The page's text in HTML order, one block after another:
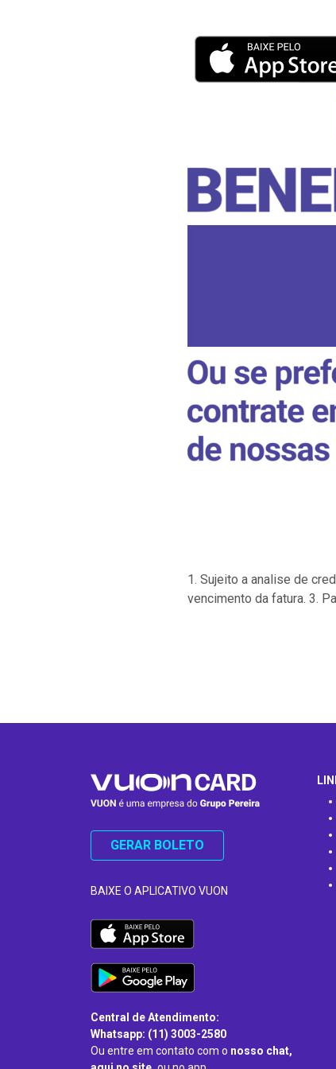
1. Sujeito a analise de
vencimento da fatura. 3.
GERAR BOLETO
BAIXE O APLICATIVO VUON
Central de Atendimento:
Whatsapp: (11) 3003-2580
Ou entre em contato com o nosso chat,